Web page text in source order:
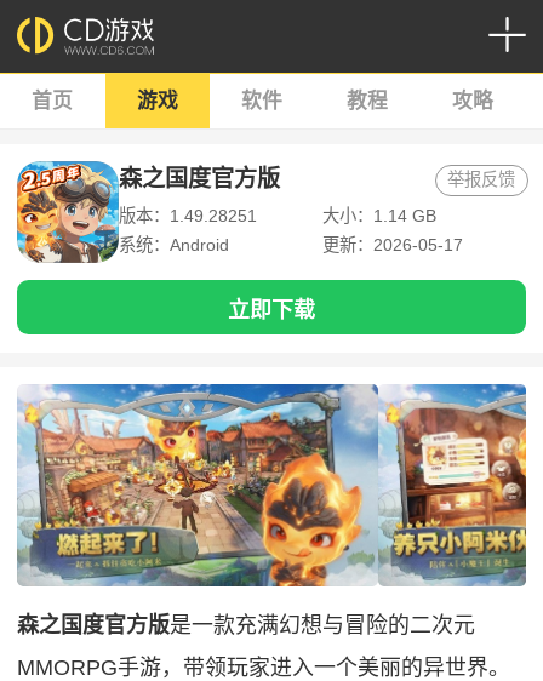
首页 游戏 软件 教程 攻略
森之国度官方版
版本：1.49.28251
大小：1.14 GB
系统：Android
更新：2026-05-17
举报反馈
立即下载
森之国度官方版是一款充满幻想与冒险的二次元
MMORPG手游，带领玩家进入一个美丽的异世界。